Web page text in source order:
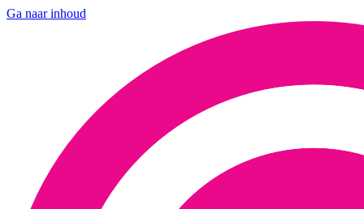
Ga naar inhoud